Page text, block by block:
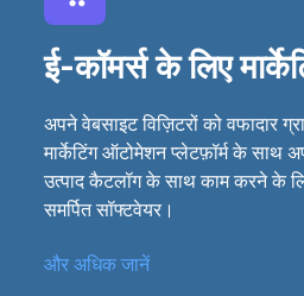
ई-कॉमर्स के लिए
अपने वेबसाइट विज़िटरों को वफादार
मार्केटिंग ऑटोमेशन प्लेटफ़ॉर्म के साथ
उत्पाद कैटलॉग के साथ काम करने के
समर्पित सॉफ्टवेयर।
और अधिक जानें